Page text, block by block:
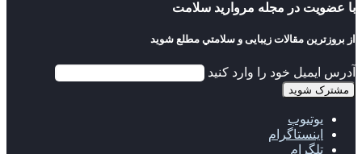
با عضویت در مجله مروارید سلامت
از بروزترین مقالات زیبایی و سلامتي مطلع شوید
آدرس ایمیل خود را وارد کنید
یوتیوب
اینستاگرام
تلگرام